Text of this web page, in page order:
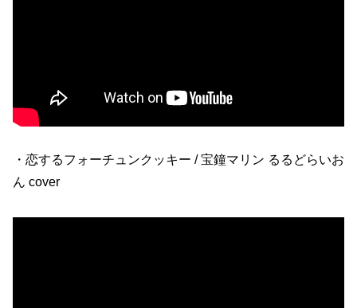
・恋するフォーチュンクッキー / 宝鐘マリン るるどらいお
ん cover